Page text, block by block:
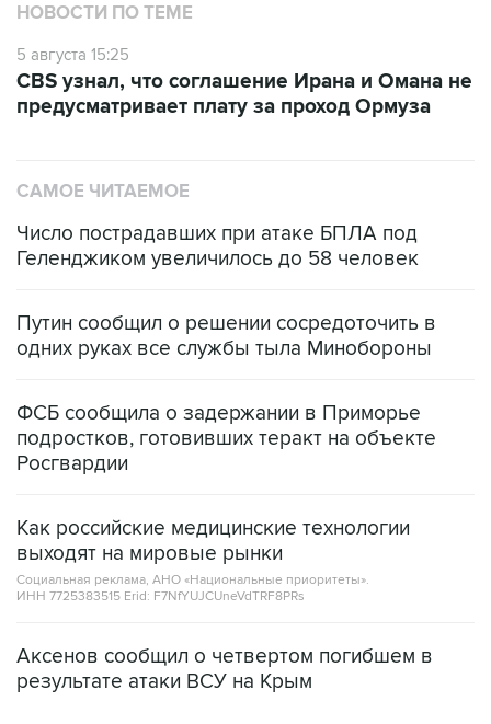
НОВОСТИ ПО ТЕМЕ
5 августа 15:25
CBS узнал, что соглашение Ирана и Омана не
предусматривает плату за проход Ормуза
САМОЕ ЧИТАЕМОЕ
Число пострадавших при атаке БПЛА под
Геленджиком увеличилось до 58 человек
Путин сообщил о решении сосредоточить в
одних руках все службы тыла Минобороны
ФСБ сообщила о задержании в Приморье
подростков, готовивших теракт на объекте
Росгвардии
Как российские медицинские технологии
выходят на мировые рынки
Социальная реклама, АНО «Национальные приоритеты».
ИНН 7725383515 Erid: F7NfYUJCUneVdTRF8PRs
Аксенов сообщил о четвертом погибшем в
результате атаки ВСУ на Крым